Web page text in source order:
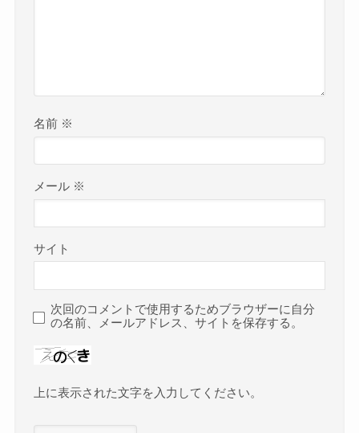
名前 ※
メール ※
サイト
次回のコメントで使用するためブラウザーに自分
の名前、メールアドレス、サイトを保存する。
上に表示された文字を入力してください。